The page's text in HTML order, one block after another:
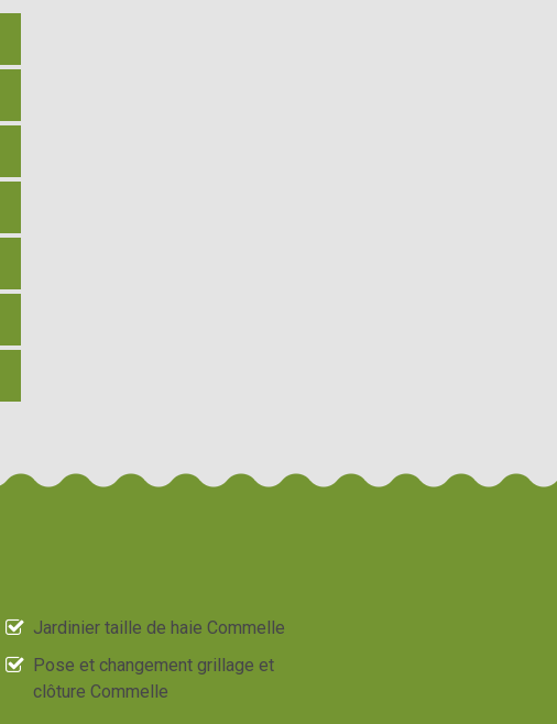
Jardinier taille de haie Commelle
Pose et changement grillage et
clôture Commelle